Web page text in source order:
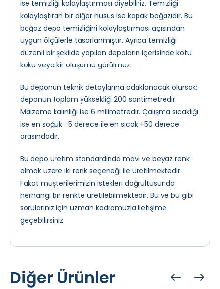
ise temizliği kolaylaştırması diyebiliriz. Temizliği
kolaylaştıran bir diğer husus ise kapak boğazıdır. Bu
boğaz depo temizliğini kolaylaştırması açısından
uygun ölçülerle tasarlanmıştır. Ayrıca temizliği
düzenli bir şekilde yapılan depoların içerisinde kötü
koku veya kir oluşumu görülmez.
Bu deponun teknik detaylarına odaklanacak olursak;
deponun toplam yüksekliği 200 santimetredir.
Malzeme kalınlığı ise 6 milimetredir. Çalışma sıcaklığı
ise en soğuk -5 derece ile en sıcak +50 derece
arasındadır.
Bu depo üretim standardında mavi ve beyaz renk
olmak üzere iki renk seçeneği ile üretilmektedir.
Fakat müşterilerimizin istekleri doğrultusunda
herhangi bir renkte üretilebilmektedir. Bu ve bu gibi
sorularınız için uzman kadromuzla iletişime
geçebilirsiniz.
Diğer Ürünler